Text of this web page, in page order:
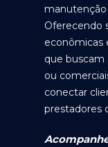
manutenção
Oferecendo
econômicas
que buscam
ou
conectar
prestadores